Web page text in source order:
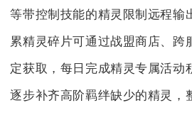
等带控制技能的精灵限制远程输
累精灵碎片可通过战盟商店、跨
定获取，每日完成精灵专属活动
逐步补齐高阶羁绊缺少的精灵，